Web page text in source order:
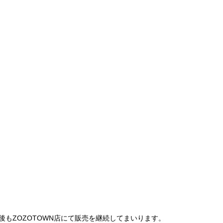
ZOZOTOWN店にて販売を継続してまいります。